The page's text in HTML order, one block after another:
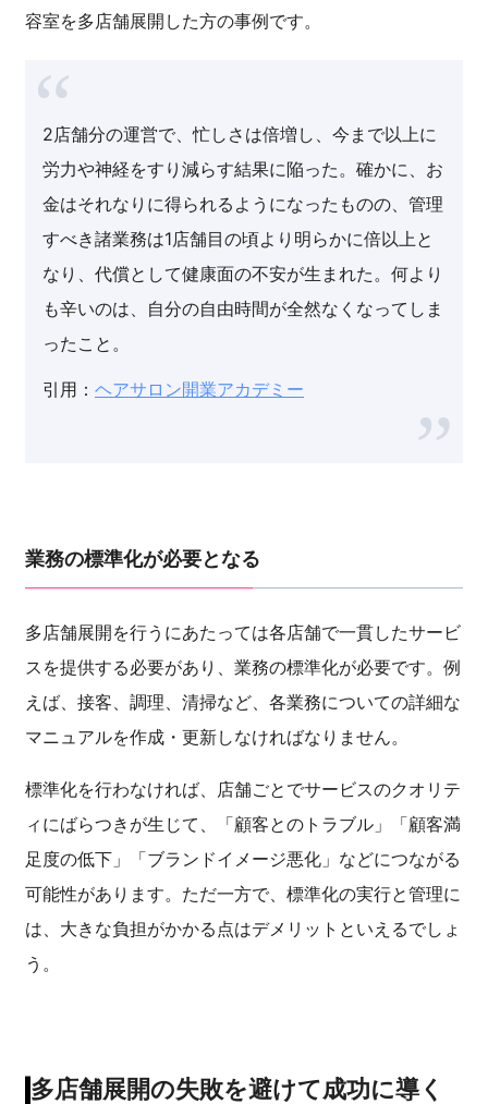
容室を多店舗展開した方の事例です。
2店舗分の運営で、忙しさは倍増し、今まで以上に
労力や神経をすり減らす結果に陥った。確かに、お
金はそれなりに得られるようになったものの、管理
すべき諸業務は1店舗目の頃より明らかに倍以上と
なり、代償として健康面の不安が生まれた。何より
も辛いのは、自分の自由時間が全然なくなってしま
ったこと。
引用： ヘアサロン開業アカデミー
業務の標準化が必要となる
多店舗展開を行うにあたっては各店舗で一貫したサービ
スを提供する必要があり、業務の標準化が必要です。例
えば、接客、調理、清掃など、各業務についての詳細な
マニュアルを作成・更新しなければなりません。
標準化を行わなければ、店舗ごとでサービスのクオリテ
ィにばらつきが生じて、「顧客とのトラブル」「顧客満
足度の低下」「ブランドイメージ悪化」などにつながる
可能性があります。ただ一方で、標準化の実行と管理に
は、大きな負担がかかる点はデメリットといえるでしょ
う。
多店舗展開の失敗を避けて成功に導く